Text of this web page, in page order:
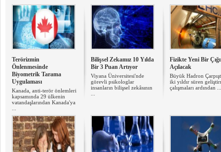
Terörizmin
Önlenmesinde
Biyometrik Tarama
Uygulaması
Kanada, anti-terör önlemleri
kapsamında 29 ülkenin
vatandaşlarından Kanada'ya
Bilişsel Zekamız 10 Yılda
Bir 3 Puan Artıyor
Viyana Üniversitesi'nde
görevli psikologlar
insanların bilişsel zekâsının
Fizikte Yeni Bir
Açılacak
Büyük Hadron
iki yıldır süren
çalışmaları ardından ...